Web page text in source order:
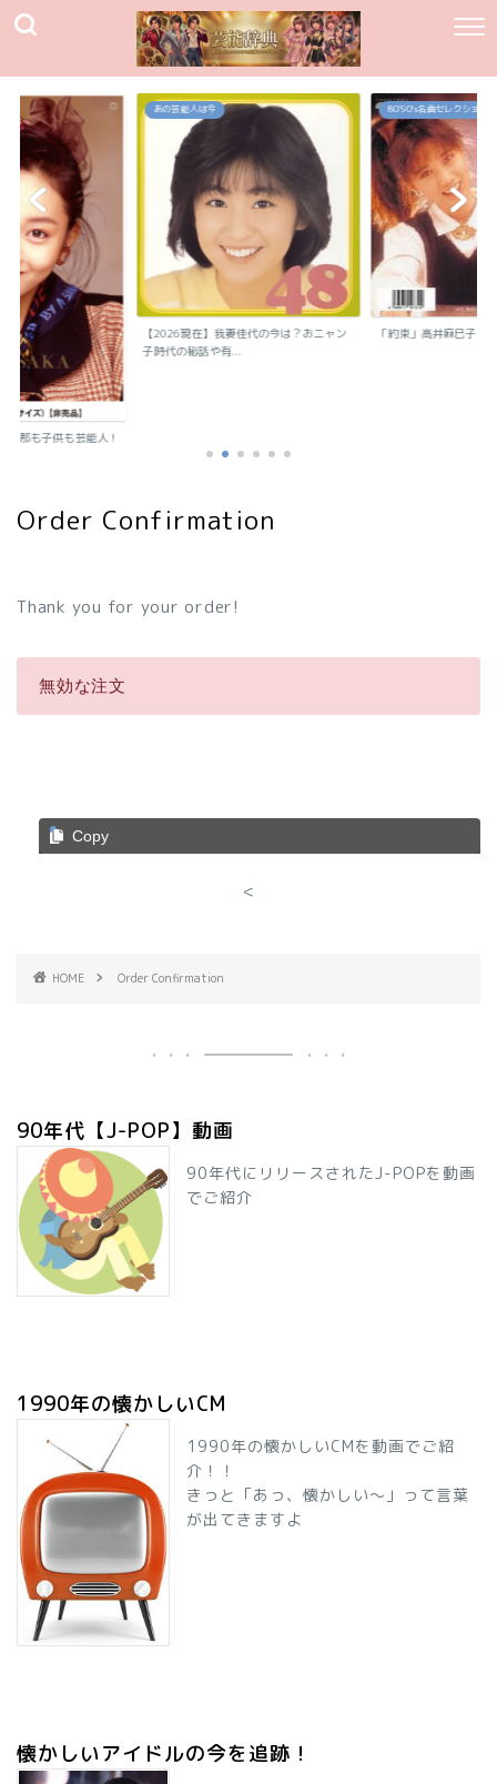
旦那も子供も芸能人！
あの芸能人は今
【2026現在】我妻佳代の今は？おニャン
子時代の秘話や有...
80`90's名曲セレクション
「約束」高井麻巳子
Order Confirmation
Thank you for your order!
無効な注文
Copy
<
HOME Order Confirmation
90年代【J-POP】動画
90年代にリリースされたJ-POPを動画
でご紹介
1990年の懐かしいCM
1990年の懐かしいCMを動画でご紹
介！！
きっと「あっ、懐かしい～」って言葉
が出てきますよ
懐かしいアイドルの今を追跡！